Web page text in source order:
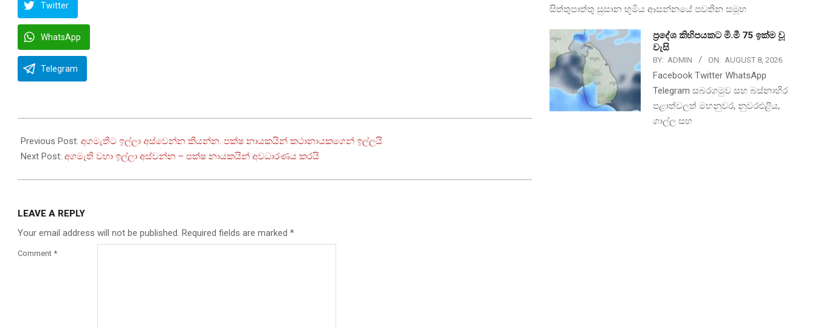
Twitter
WhatsApp
Telegram
07-
13
Previous Post: අගමැතිට ඉල්ලා අස්වෙන්න කියන්න. පක්ෂ නායකයින් කථානායකගෙන් ඉල්ලයි
Next Post: අගමැති වහා ඉල්ලා අස්වන්න – පක්ෂ නායකයින් අවධාරණය කරයි
LEAVE A REPLY
Your email address will not be published. Required fields are marked *
Comment *
සිත්තුපාත්තු සුසාන භූමිය ආසන්නයේ පවතින සමූහ
ප්‍රදේශ කිහිපයකට මි.මී 75 ඉක්ම වූ
වැසි
BY: ADMIN ON: AUGUST 8, 2026
Facebook Twitter WhatsApp
Telegram සබරගමුව සහ බස්නාහිර
පළාත්වලත් මහනුවර, නුවරඑළිය,
ගාල්ල සහ